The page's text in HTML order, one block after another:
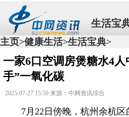
生活宝
主页>健康生活>生活宝典>
一家6口空调房煲糖水4
手”一氧化碳
2025-07-27 15:59 来源：中网资讯综合
7月22日傍晚，杭州余杭区